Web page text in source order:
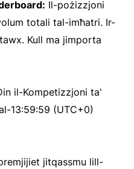
Il-pożizzjoni
totali tal-imħatri. Ir-
Kull ma jimporta
il-Kompetizzjoni ta'
13:59:59 (UTC+0)
jitqassmu lill-